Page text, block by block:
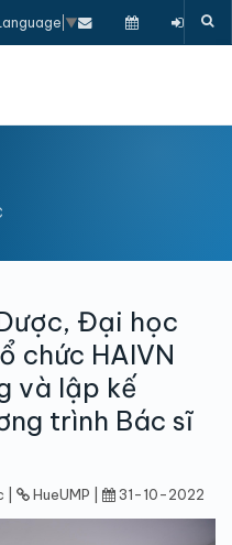
▼
Đại học
chức HAIVN
và lập kế
trình Bác sĩ
| HueUMP | 31-10-2022